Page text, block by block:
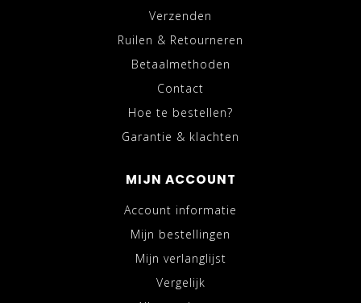
Verzenden
Ruilen & Retourneren
Betaalmethoden
Contact
Hoe te bestellen?
Garantie & klachten
MIJN ACCOUNT
Account informatie
Mijn bestellingen
Mijn verlanglijst
Vergelijk